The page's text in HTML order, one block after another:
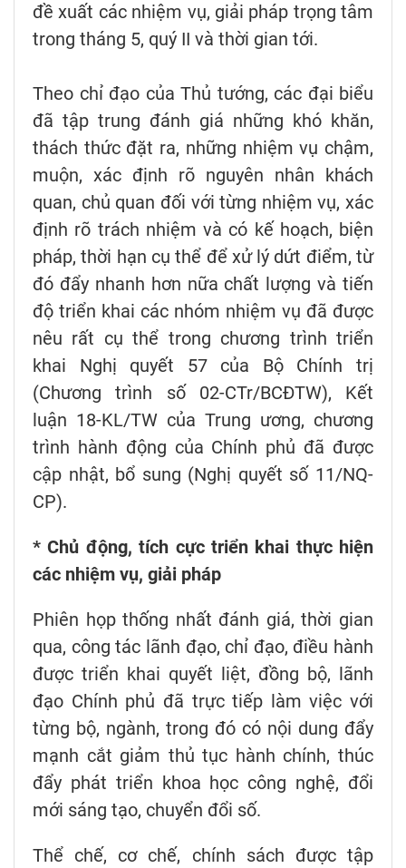
đề xuất các nhiệm vụ, giải pháp trọng tâm
trong tháng 5, quý II và thời gian tới.
Theo chỉ đạo của Thủ tướng, các đại biểu
đã tập trung đánh giá những khó khăn,
thách thức đặt ra, những nhiệm vụ chậm,
muộn, xác định rõ nguyên nhân khách
quan, chủ quan đối với từng nhiệm vụ, xác
định rõ trách nhiệm và có kế hoạch, biện
pháp, thời hạn cụ thể để xử lý dứt điểm, từ
đó đẩy nhanh hơn nữa chất lượng và tiến
độ triển khai các nhóm nhiệm vụ đã được
nêu rất cụ thể trong chương trình triển
khai Nghị quyết 57 của Bộ Chính trị
(Chương trình số 02-CTr/BCĐTW), Kết
luận 18-KL/TW của Trung ương, chương
trình hành động của Chính phủ đã được
cập nhật, bổ sung (Nghị quyết số 11/NQ-
CP).
* Chủ động, tích cực triển khai thực hiện
các nhiệm vụ, giải pháp
Phiên họp thống nhất đánh giá, thời gian
qua, công tác lãnh đạo, chỉ đạo, điều hành
được triển khai quyết liệt, đồng bộ, lãnh
đạo Chính phủ đã trực tiếp làm việc với
từng bộ, ngành, trong đó có nội dung đẩy
mạnh cắt giảm thủ tục hành chính, thúc
đẩy phát triển khoa học công nghệ, đổi
mới sáng tạo, chuyển đổi số.
Thể chế, cơ chế, chính sách được tập